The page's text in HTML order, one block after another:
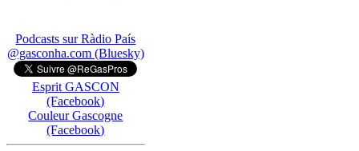
Podcasts sur Ràdio País
@gasconha.com (Bluesky)
Esprit GASCON
(Facebook)
Couleur Gascogne
(Facebook)